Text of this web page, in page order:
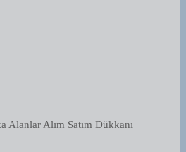
Alanlar Alım Satım Dükkanı